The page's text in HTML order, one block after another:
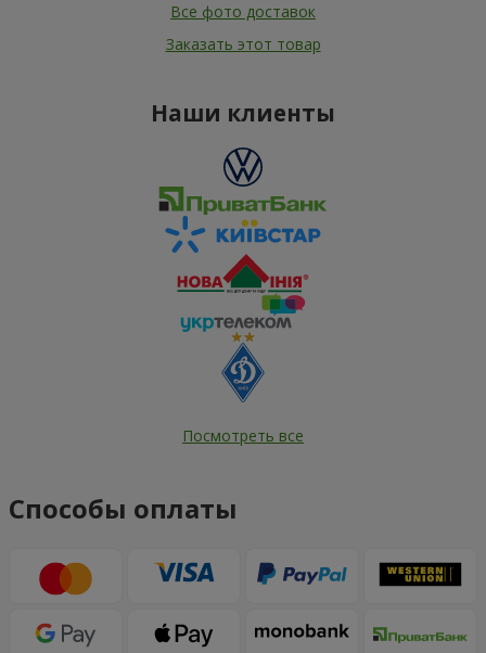
Все фото доставок
Заказать этот товар
Наши клиенты
Посмотреть все
Способы оплаты